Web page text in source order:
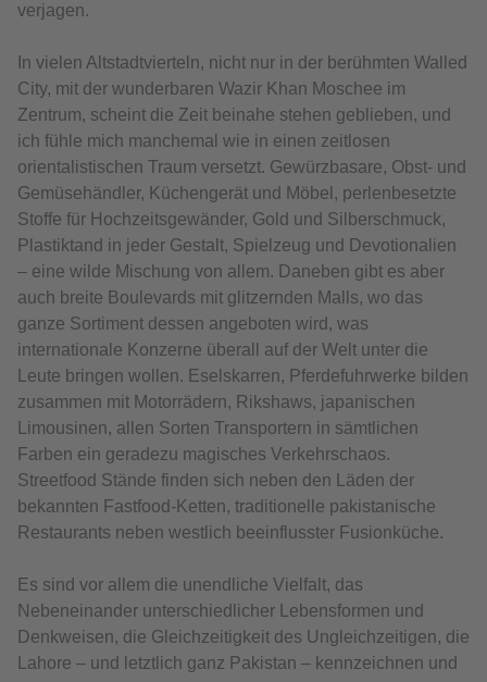
verjagen.
In vielen Altstadtvierteln, nicht nur in der berühmten Walled
City, mit der wunderbaren Wazir Khan Moschee im
Zentrum, scheint die Zeit beinahe stehen geblieben, und
ich fühle mich manchemal wie in einen zeitlosen
orientalistischen Traum versetzt. Gewürzbasare, Obst- und
Gemüsehändler, Küchengerät und Möbel, perlenbesetzte
Stoffe für Hochzeitsgewänder, Gold und Silberschmuck,
Plastiktand in jeder Gestalt, Spielzeug und Devotionalien
– eine wilde Mischung von allem. Daneben gibt es aber
auch breite Boulevards mit glitzernden Malls, wo das
ganze Sortiment dessen angeboten wird, was
internationale Konzerne überall auf der Welt unter die
Leute bringen wollen. Eselskarren, Pferdefuhrwerke bilden
zusammen mit Motorrädern, Rikshaws, japanischen
Limousinen, allen Sorten Transportern in sämtlichen
Farben ein geradezu magisches Verkehrschaos.
Streetfood Stände finden sich neben den Läden der
bekannten Fastfood-Ketten, traditionelle pakistanische
Restaurants neben westlich beeinflusster Fusionküche.
Es sind vor allem die unendliche Vielfalt, das
Nebeneinander unterschiedlicher Lebensformen und
Denkweisen, die Gleichzeitigkeit des Ungleichzeitigen, die
Lahore – und letztlich ganz Pakistan – kennzeichnen und